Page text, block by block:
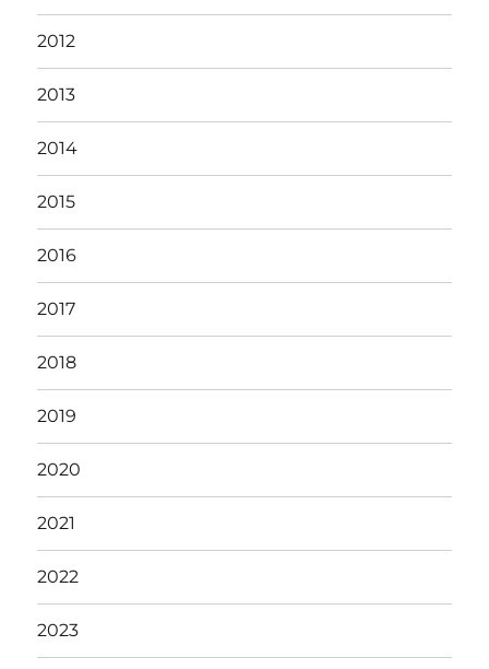
2012
2013
2014
2015
2016
2017
2018
2019
2020
2021
2022
2023